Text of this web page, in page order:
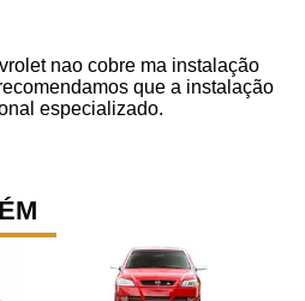
nao cobre ma instalação
que a instalação
especializado.